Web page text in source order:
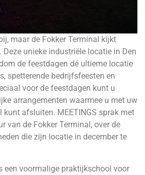
maar de Fokker Terminal kijkt
Deze unieke industriële locatie in Den
de feestdagen dé ultieme locatie
spetterende bedrijfsfeesten en
voor de feestdagen kunt u
arrangementen waarmee u met uw
afsluiten. MEETINGS sprak met
van de Fokker Terminal, over de
die zijn locatie in december te
een voormalige praktijkschool voor